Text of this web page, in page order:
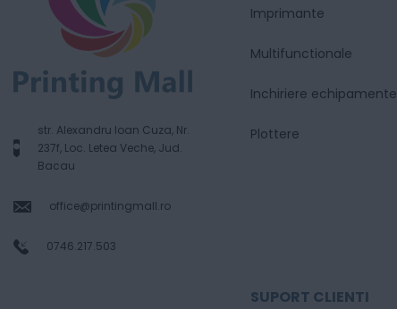
str. Alexandru Ioan Cuza, Nr.
237f, Loc. Letea Veche, Jud.
Bacau
office@printingmall.ro
0746.217.503
Imprimante
Multifunctionale
Inchiriere echipamente
Plottere
SUPORT CLIENTI